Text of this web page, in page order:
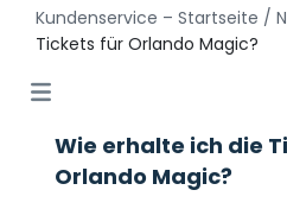
Kundenservice – Startseite /
Tickets für Orlando Magic?
Wie erhalte ich die
Orlando Magic?